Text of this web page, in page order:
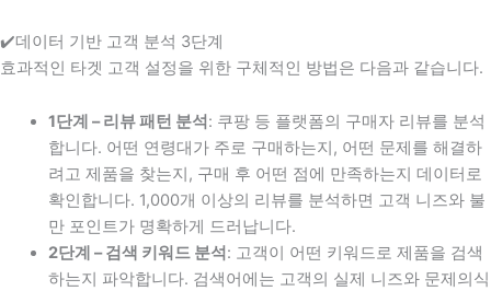
✔️데이터 기반 고객 분석 3단계
효과적인 타겟 고객 설정을 위한 구체적인 방법은 다음과 같습니다.
1단계 – 리뷰 패턴 분석 : 쿠팡 등 플랫폼의 구매자 리뷰를 분석
합니다. 어떤 연령대가 주로 구매하는지, 어떤 문제를 해결하
려고 제품을 찾는지, 구매 후 어떤 점에 만족하는지 데이터로
확인합니다. 1,000개 이상의 리뷰를 분석하면 고객 니즈와 불
만 포인트가 명확하게 드러납니다.
2단계 – 검색 키워드 분석 : 고객이 어떤 키워드로 제품을 검색
하는지 파악합니다. 검색어에는 고객의 실제 니즈와 문제의식